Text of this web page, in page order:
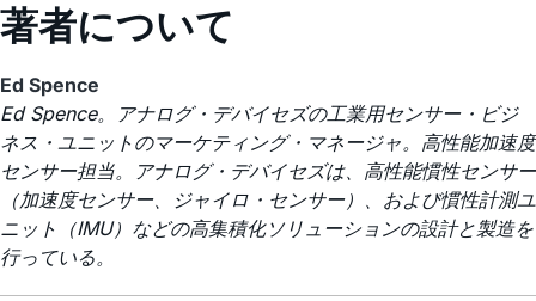
著者について
Ed Spence
Ed Spence。アナログ・デバイセズの工業用センサー・ビジ
ネス・ユニットのマーケティング・マネージャ。高性能加速度
センサー担当。アナログ・デバイセズは、高性能慣性センサー
（加速度センサー、ジャイロ・センサー）、および慣性計測ユ
ニット（IMU）などの高集積化ソリューションの設計と製造を
行っている。